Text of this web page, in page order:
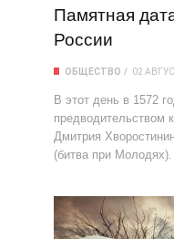
Памятная
России
ОБЩЕСТВО 02
В этот день в 1572
предводительством
Дмитрия
(битва при Молодях).